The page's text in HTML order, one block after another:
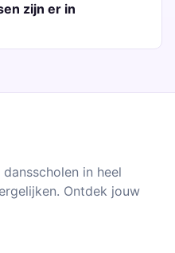
zijn er in
in heel
Ontdek jouw